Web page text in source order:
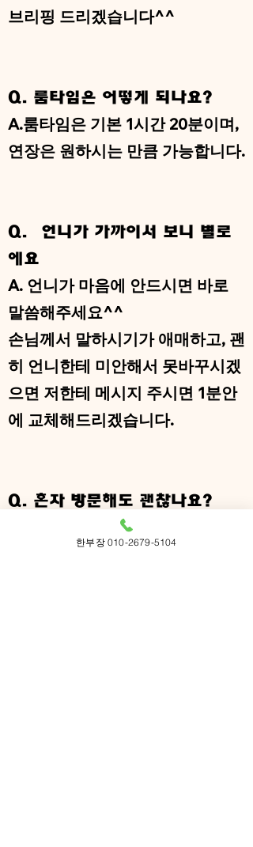
브리핑 드리겠습니다^^
Q. 룸타임은 어떻게 되나요?
A.룸타임은 기본 1시간 20분이며,
​연장은 원하시는 만큼 가능합니다.
Q. 언니가 가까이서 보니 별로
에요
A. 언니가 마음에 안드시면 바로
말씀해주세요^^
​손님께서 말하시기가 애매하고, 괜
히 언니한테 미안해서 못바꾸시겠
으면 저한테 메시지 주시면 1분안
에 교체해드리겠습니다.
Q. 혼자 방문해도 괜찮나요?
A. 혼자오시는 분들 언제나 환영합
한부장 010-2679-5104